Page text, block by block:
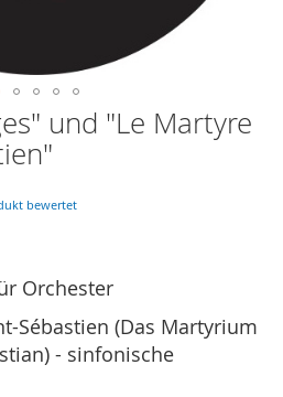
und "Le Martyre
bewertet
Orchester
Sébastien (Das Martyrium
- sinfonische